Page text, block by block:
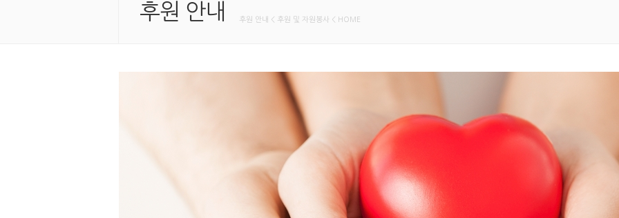
후원 안내 후원 안내 < 후원 및 자원봉사 < HOME